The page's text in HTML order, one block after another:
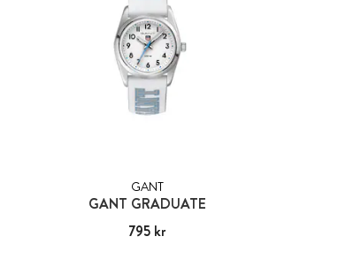
GANT
GANT GRADUATE
Pris:795 kr
795 kr